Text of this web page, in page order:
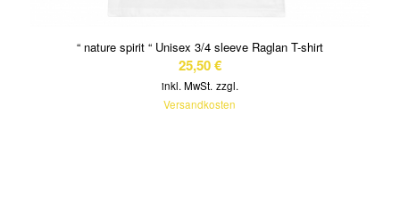
“ nature spirit “ Unisex 3/4 sleeve Raglan T-shirt
25,50€
inkl. MwSt. zzgl.
Versandkosten